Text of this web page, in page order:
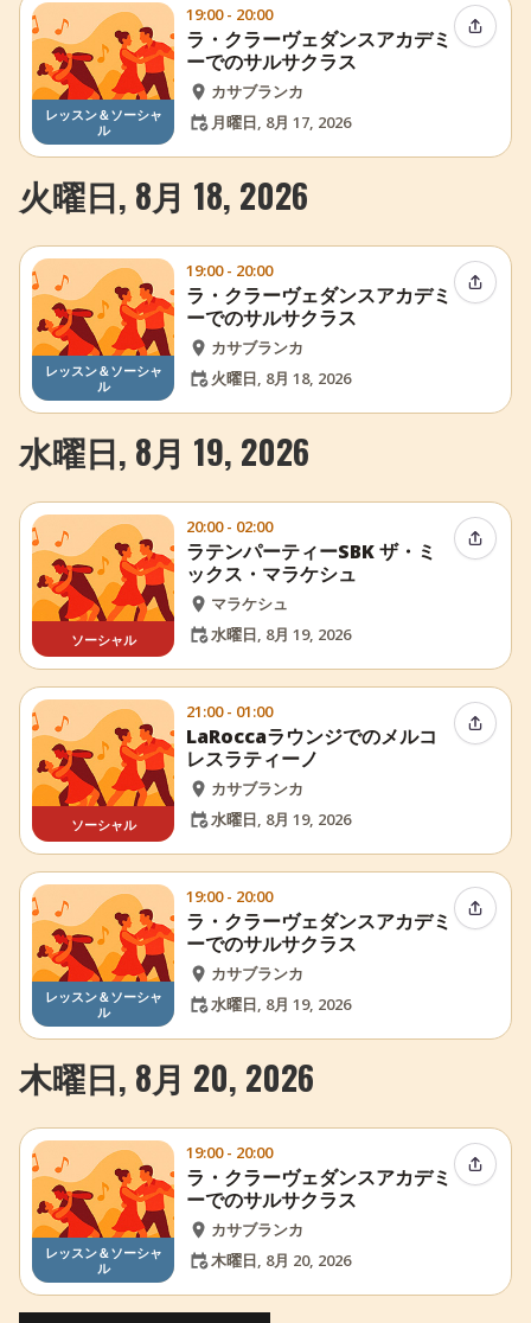
レッスン＆ソーシャ
ル
19:00 - 20:00
ラ・クラーヴェダンスアカデミ
ーでのサルサクラス
カサブランカ
月曜日, 8月 17, 2026
イベン
火曜日, 8月 18, 2026
レッスン＆ソーシャ
ル
19:00 - 20:00
ラ・クラーヴェダンスアカデミ
ーでのサルサクラス
カサブランカ
火曜日, 8月 18, 2026
イベン
水曜日, 8月 19, 2026
ソーシャル
20:00 - 02:00
ラテンパーティーSBK ザ・ミ
ックス・マラケシュ
マラケシュ
水曜日, 8月 19, 2026
イベン
ソーシャル
21:00 - 01:00
LaRoccaラウンジでのメルコ
レスラティーノ
カサブランカ
水曜日, 8月 19, 2026
イベン
レッスン＆ソーシャ
ル
19:00 - 20:00
ラ・クラーヴェダンスアカデミ
ーでのサルサクラス
カサブランカ
水曜日, 8月 19, 2026
イベン
木曜日, 8月 20, 2026
レッスン＆ソーシャ
ル
19:00 - 20:00
ラ・クラーヴェダンスアカデミ
ーでのサルサクラス
カサブランカ
木曜日, 8月 20, 2026
イベン